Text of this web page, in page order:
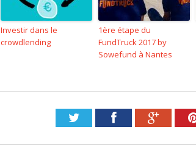
Investir dans le
crowdlending
1ère étape du
FundTruck 2017 by
Sowefund à Nantes
TwitterFacebook